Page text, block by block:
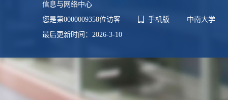
信息与网络中心
您是第0000009358位访客 手机版
中南大学
最后更新时间： 2026-3-10